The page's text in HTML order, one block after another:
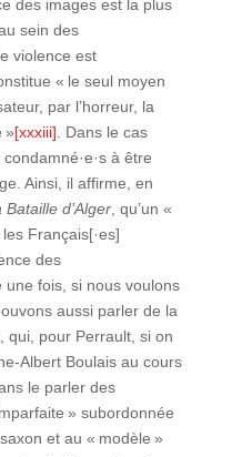
des images est la plus
sein des
violence est
« le seul moyen
par l’horreur, la
»[xxxiii]. Dans le cas
à être
Ainsi, il affirme, en
Bataille d’Alger, qu’un «
Français[·es]
des
une fois, si nous voulons
aussi parler de la
qui, pour Perrault, si on
Albert Boulais au cours
le parler des
» subordonnée
et au « modèle »